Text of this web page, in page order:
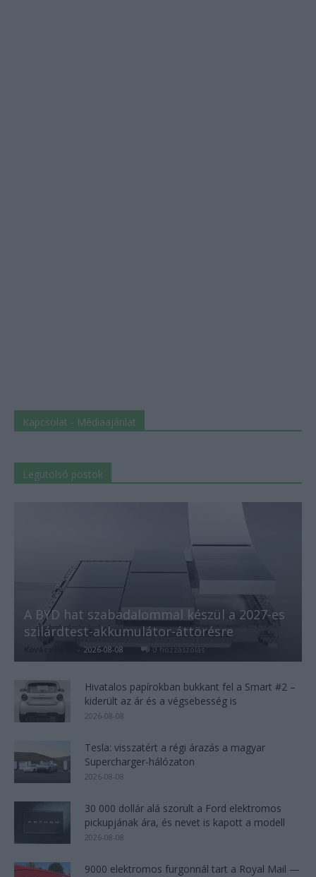
Kapcsolat - Médiaajánlat
Legutolsó postok
A BYD hat szabadalommal készül a 2027-es
szilárdtest-akkumulátor-áttörésre
- 2026-08-08 0 hozzászólás
Hivatalos papírokban bukkant fel a Smart #2 –
kiderült az ár és a végsebesség is
2026-08-08
Tesla: visszatért a régi árazás a magyar
Supercharger-hálózaton
2026-08-08
30 000 dollár alá szorult a Ford elektromos
pickupjának ára, és nevet is kapott a modell
2026-08-08
9000 elektromos furgonnál tart a Royal Mail —